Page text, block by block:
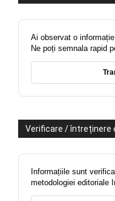
Ai observat o
Ne poți semnala rapid
Verificare / întreținere
Informațiile sunt
metodologiei editoriale